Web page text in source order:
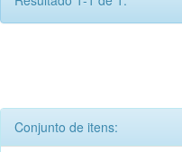
Conjunto de itens: